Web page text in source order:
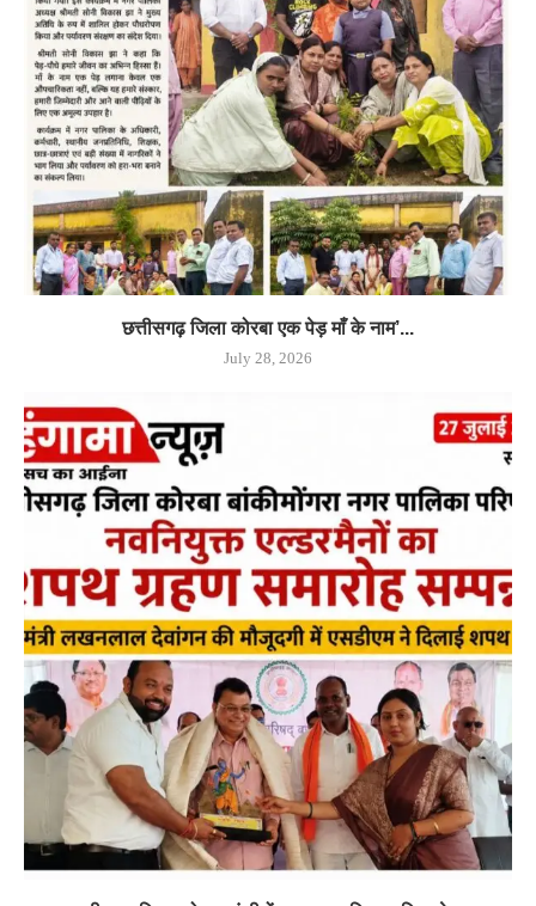
छत्तीसगढ़ जिला कोरबा एक पेड़ माँ के नाम’...
July 28, 2026